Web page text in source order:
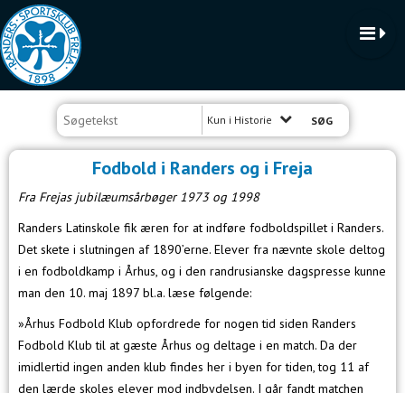
Kun i Historie
Fodbold i Randers og i Freja
Fra Frejas jubilæumsårbøger 1973 og 1998
Randers Latinskole fik æren for at indføre fodboldspillet i Randers.
Det skete i slutningen af 1890’erne. Elever fra nævnte skole deltog
i en fodboldkamp i Århus, og i den randrusianske dagspresse kunne
man den 10. maj 1897 bl.a. læse følgende:
»Århus Fodbold Klub opfordrede for nogen tid siden Randers
Fodbold Klub til at gæste Århus og deltage i en match. Da der
imidlertid ingen anden klub findes her i byen for tiden, tog 11 af
den lærde skoles elever mod indbydelsen. I går fandt matchen